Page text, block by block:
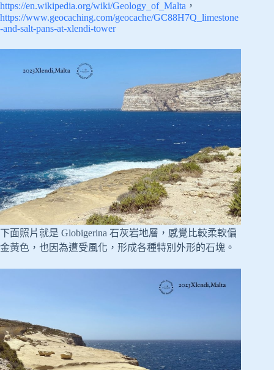
https://en.wikipedia.org/wiki/Geology_of_Malta ，
https://www.geocaching.com/geocache/GC88H7Q_limestone
-and-salt-pans-at-xlendi-tower
下面照片就是 Globigerina 石灰岩地層，感覺比較柔軟偏
金黃色，也因為遭受風化，形成各種特別外形的石塊。